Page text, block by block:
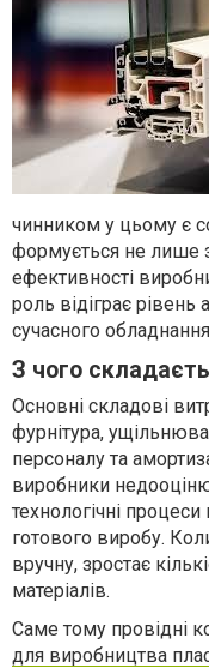
чинником у цьому є
формується не лише з
ефективності
роль відіграє рівень
сучасного
З чого
Основні складові
фурнітура,
персоналу та
виробники
технологічні
готового виробу.
вручну, зростає
матеріалів.
Саме тому провідні
для виробництва